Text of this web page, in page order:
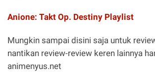
Anione: Takt Op. Destiny Playlist
Mungkin sampai disini saja untuk
nantikan review-review keren lainnya
animenyus.net